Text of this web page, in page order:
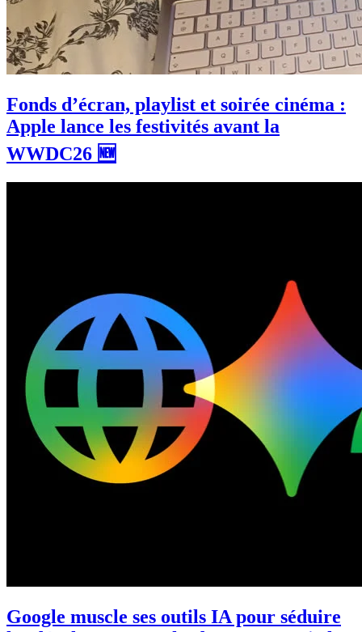
Fonds d’écran, playlist et soirée cinéma :
Apple lance les festivités avant la
WWDC26 🆕
Google muscle ses outils IA pour séduire